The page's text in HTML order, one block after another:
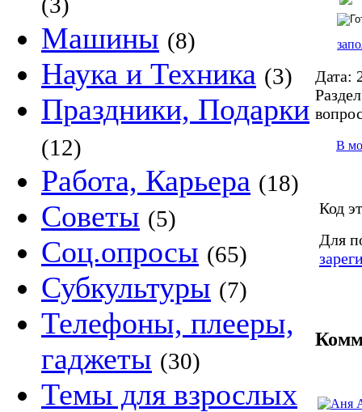
Машины (8)
Наука и Техника (3)
Праздники, Подарки
(12)
Работа, Карьера (18)
Советы (5)
Соц.опросы (65)
Субкультуры (7)
Телефоны, плееры,
гаджеты (30)
Темы для взрослых
Дата:
В
Код
Для